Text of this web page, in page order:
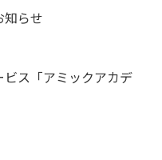
知らせ
ス「アミックアカデ